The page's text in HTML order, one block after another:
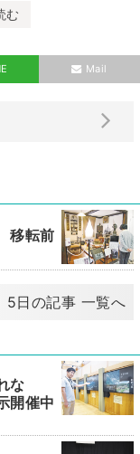
む
Mail
移転前
5日の記事 一覧へ
な
開催中